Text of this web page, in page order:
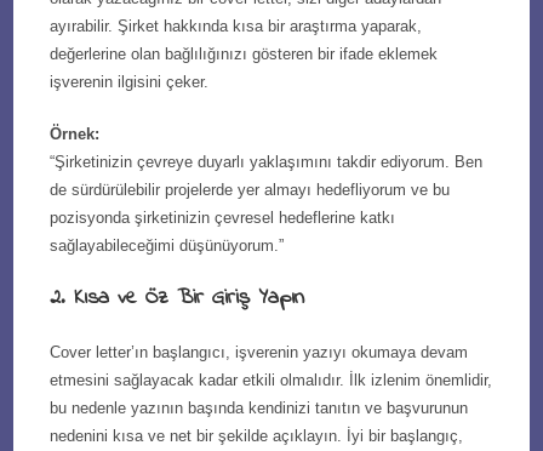
ayırabilir. Şirket hakkında kısa bir araştırma yaparak,
değerlerine olan bağlılığınızı gösteren bir ifade eklemek
işverenin ilgisini çeker.
Örnek:
“Şirketinizin çevreye duyarlı yaklaşımını takdir ediyorum. Ben
de sürdürülebilir projelerde yer almayı hedefliyorum ve bu
pozisyonda şirketinizin çevresel hedeflerine katkı
sağlayabileceğimi düşünüyorum.”
2. Kısa ve Öz Bir Giriş Yapın
Cover letter’ın başlangıcı, işverenin yazıyı okumaya devam
etmesini sağlayacak kadar etkili olmalıdır. İlk izlenim önemlidir,
bu nedenle yazının başında kendinizi tanıtın ve başvurunun
nedenini kısa ve net bir şekilde açıklayın. İyi bir başlangıç,